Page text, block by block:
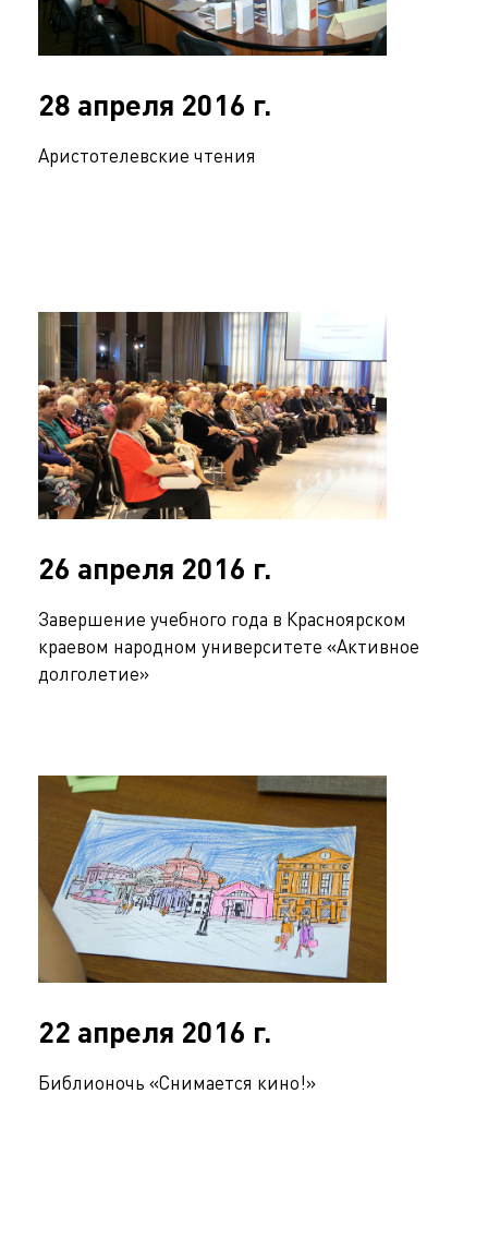
28 апреля 2016 г.
Аристотелевские чтения
26 апреля 2016 г.
Завершение учебного года в Красноярском
краевом народном университете «Активное
долголетие»
22 апреля 2016 г.
Библионочь «Снимается кино!»